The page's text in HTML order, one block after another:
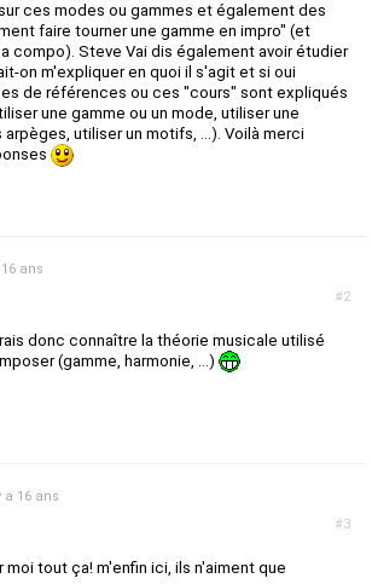
ces modes ou gammes et également des
faire tourner une gamme en impro" (et
compo). Steve Vai dis également avoir étudier
on m'expliquer en quoi il s'agit et si oui
de références ou ces "cours" sont expliqués
une gamme ou un mode, utiliser une
utiliser un motifs, ...). Voilà merci
#2
ans
donc connaître la théorie musicale utilisé
(gamme, harmonie, ...)
#3
a 16 ans
moi tout ça! m'enfin ici, ils n'aiment que